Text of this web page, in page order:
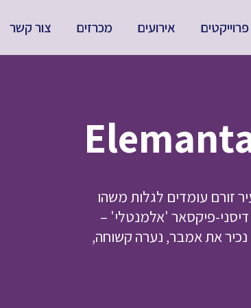
פרוייקטים אירועים מכרזים צור קשר
זורם עומדים לגלות משהו
פיקסאר 'אלמנטלי' –
את אמבר, נערה קשוחה,